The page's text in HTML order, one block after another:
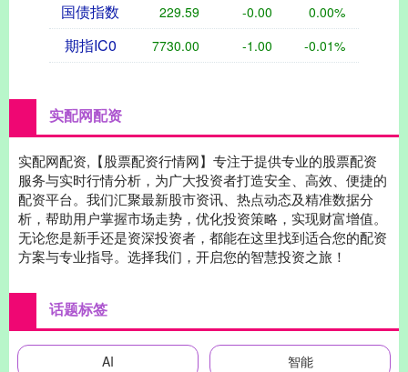
国债指数 229.59 -0.00 0.00%
期指IC0 7730.00 -1.00 -0.01%
实配网配资
实配网配资,【股票配资行情网】专注于提供专业的股票配资
服务与实时行情分析，为广大投资者打造安全、高效、便捷的
配资平台。我们汇聚最新股市资讯、热点动态及精准数据分
析，帮助用户掌握市场走势，优化投资策略，实现财富增值。
无论您是新手还是资深投资者，都能在这里找到适合您的配资
方案与专业指导。选择我们，开启您的智慧投资之旅！
话题标签
AI 智能